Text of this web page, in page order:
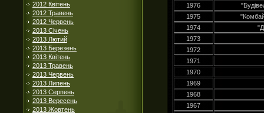
2012 Квітень
2012 Травень
2012 Червень
2013 Січень
2013 Лютий
2013 Березень
2013 Квітень
2013 Травень
2013 Червень
2013 Липень
2013 Серпень
2013 Вересень
2013 Жовтень
1976
1975
1974
1973
1972
1971
1970
1969
1968
1967